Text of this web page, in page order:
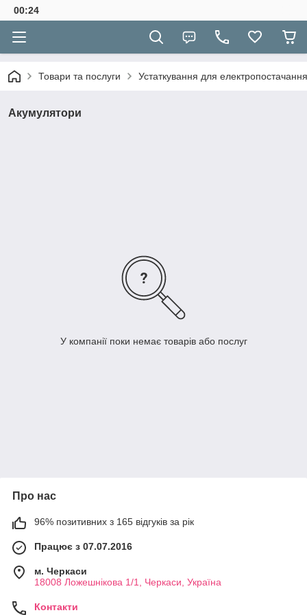
00:24
Товари та послуги Устаткування для електропостачання
Акумулятори
У компанії поки немає товарів або послуг
Про нас
96% позитивних з 165 відгуків за рік
Працює з 07.07.2016
м. Черкаси
18008 Ложешнікова 1/1, Черкаси, Україна
Контакти